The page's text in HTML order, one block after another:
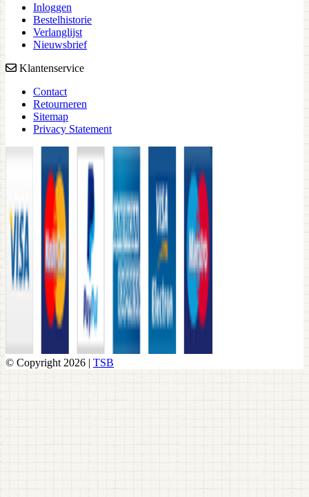
Inloggen
Bestelhistorie
Verlanglijst
Nieuwsbrief
Klantenservice
Contact
Retourneren
Sitemap
Privacy Statement
© Copyright 2026 | TSB